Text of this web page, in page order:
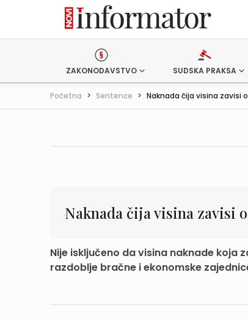
ZAKONODAVSTVO SUDSKA PRAKSA
Početna > Sentence > Naknada čija visina zavisi
Naknada čija visina zavisi
Nije isključeno da visina naknade
razdoblje bračne i ekonomske